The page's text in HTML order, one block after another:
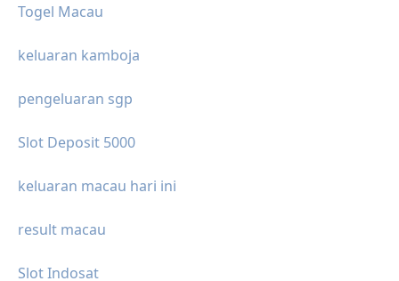
Togel Macau
keluaran kamboja
pengeluaran sgp
Slot Deposit 5000
keluaran macau hari ini
result macau
Slot Indosat